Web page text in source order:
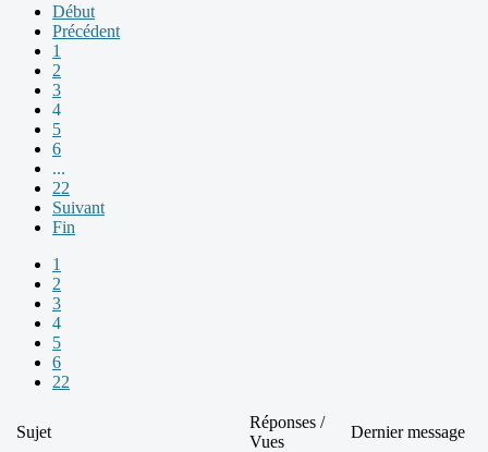
Début
Précédent
1
2
3
4
5
6
...
22
Suivant
Fin
1
2
3
4
5
6
22
Sujet
Réponses /
Vues
Dernier message